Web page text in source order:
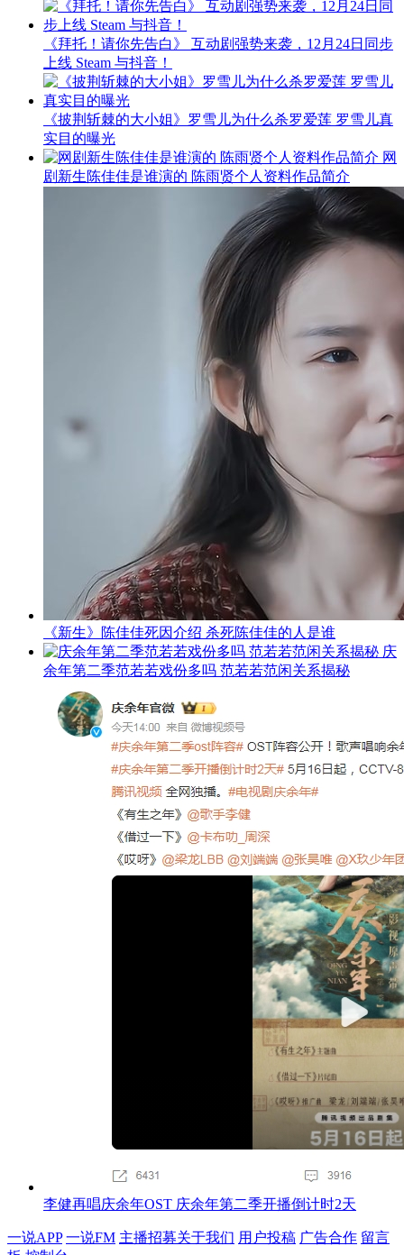
《拜托！请你先告白》 互动剧强势来袭，12月24日同步
上线 Steam 与抖音！
《披荆斩棘的大小姐》罗雪儿为什么杀罗爱莲 罗雪儿真
实目的曝光
网
剧新生陈佳佳是谁演的 陈雨贤个人资料作品简介
《新生》陈佳佳死因介绍 杀死陈佳佳的人是谁
庆
余年第二季范若若戏份多吗 范若若范闲关系揭秘
李健再唱庆余年OST 庆余年第二季开播倒计时2天
一说APP 一说FM 主播招募关于我们 用户投稿 广告合作 留言